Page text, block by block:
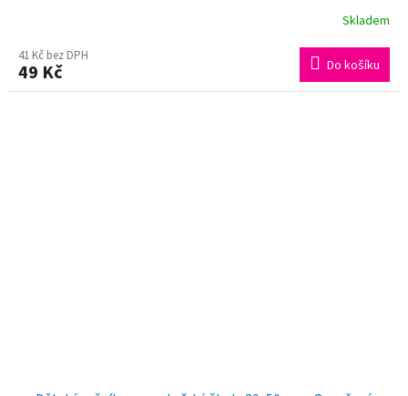
hodnocení
produktu
Skladem
41 Kč bez DPH
49 Kč Do košíku